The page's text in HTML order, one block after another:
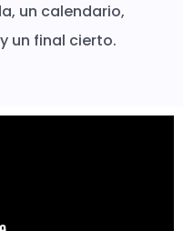
un calendario,
un final cierto.